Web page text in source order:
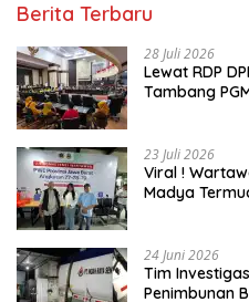
Berita Terbaru
28 Juli 2026
Lewat RDP
Tambang
23 Juli 2026
Viral !
Madya
24 Juni 2026
Tim
Penimbunan